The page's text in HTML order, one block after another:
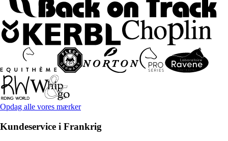
Opdag alle vores mærker
Kundeservice i Frankrig